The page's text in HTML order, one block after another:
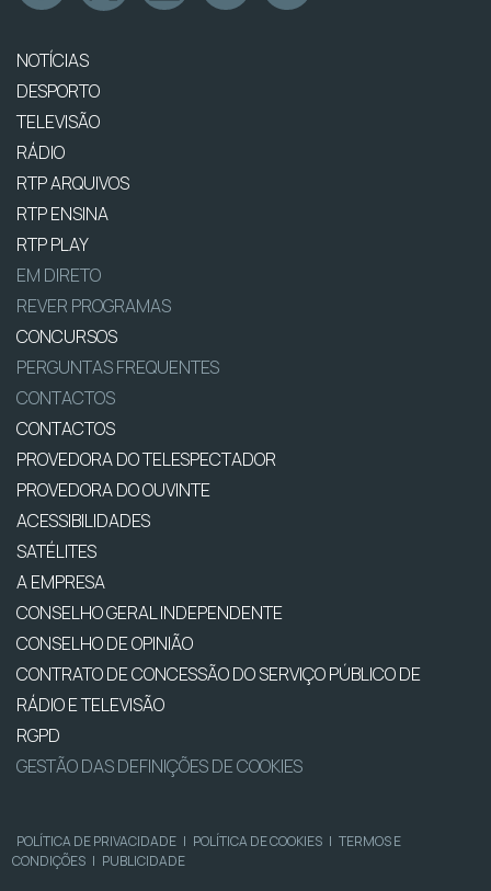
NOTÍCIAS
DESPORTO
TELEVISÃO
RÁDIO
RTP ARQUIVOS
RTP ENSINA
RTP PLAY
EM DIRETO
REVER PROGRAMAS
CONCURSOS
PERGUNTAS FREQUENTES
CONTACTOS
CONTACTOS
PROVEDORA DO TELESPECTADOR
PROVEDORA DO OUVINTE
ACESSIBILIDADES
SATÉLITES
A EMPRESA
CONSELHO GERAL INDEPENDENTE
CONSELHO DE OPINIÃO
CONTRATO DE CONCESSÃO DO SERVIÇO PÚBLICO DE
RÁDIO E TELEVISÃO
RGPD
GESTÃO DAS DEFINIÇÕES DE COOKIES
POLÍTICA DE PRIVACIDADE | POLÍTICA DE COOKIES | TERMOS E
CONDIÇÕES | PUBLICIDADE